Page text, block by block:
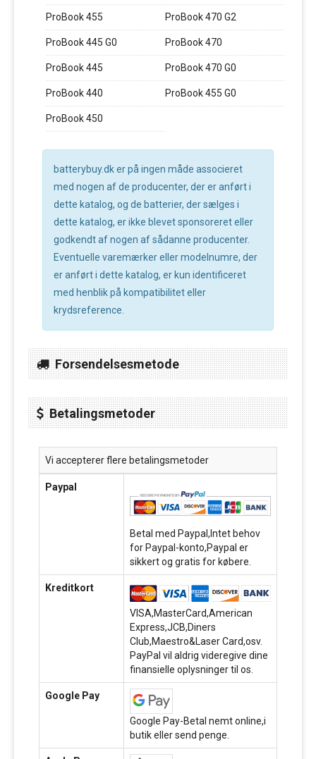
ProBook 455 ProBook 470 G2
ProBook 445 G0 ProBook 470
ProBook 445 ProBook 470 G0
ProBook 440 ProBook 455 G0
ProBook 450
batterybuy.dk er på ingen måde associeret
med nogen af de producenter, der er anført i
dette katalog, og de batterier, der sælges i
dette katalog, er ikke blevet sponsoreret eller
godkendt af nogen af sådanne producenter.
Eventuelle varemærker eller modelnumre, der
er anført i dette katalog, er kun identificeret
med henblik på kompatibilitet eller
krydsreference.
Forsendelsesmetode
Betalingsmetoder
Vi accepterer flere betalingsmetoder
Paypal
Betal med Paypal,Intet behov
for Paypal-konto,Paypal er
sikkert og gratis for købere.
Kreditkort
VISA,MasterCard,American
Express,JCB,Diners
Club,Maestro&Laser Card,osv.
PayPal vil aldrig videregive dine
finansielle oplysninger til os.
Google Pay
Google Pay-Betal nemt online,i
butik eller send penge.